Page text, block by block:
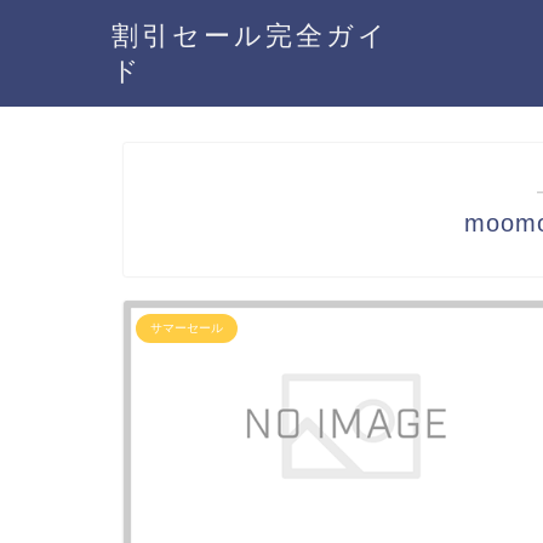
割引セール完全ガイ
ド
サマーセール